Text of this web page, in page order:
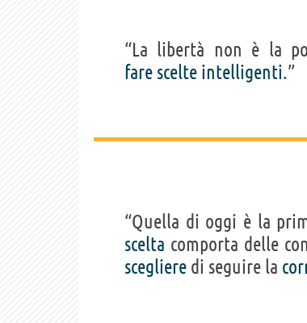
“La libertà non è la
fare scelte intelligenti.”
“Quella di oggi è la
scelta comporta delle
scegliere di seguire la